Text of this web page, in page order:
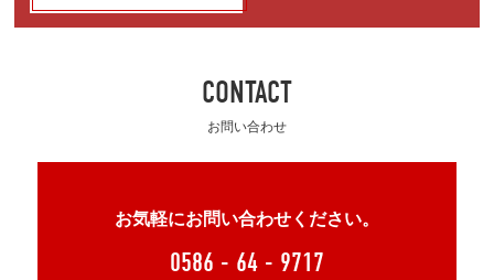
CONTACT
お問い合わせ
お気軽にお問い合わせください。
0586 - 64 - 9717